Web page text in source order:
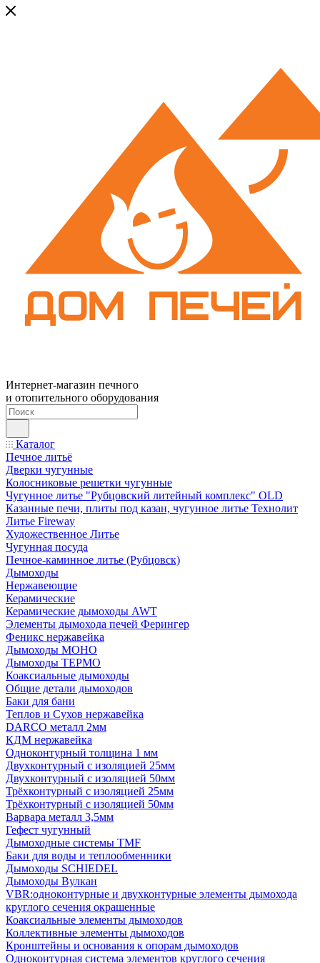
Интернет-магазин печного
и отопительного оборудования
Каталог
Печное литьё
Дверки чугунные
Колосниковые решетки чугунные
Чугунное литье "Рубцовский литейный комплекс" OLD
Казанные печи, плиты под казан, чугунное литье Технолит
Литье Fireway
Художественное Литье
Чугунная посуда
Печное-каминное литье (Рубцовск)
Дымоходы
Нержавеющие
Керамические
Керамические дымоходы AWT
Элементы дымохода печей Ферингер
Феникс нержавейка
Дымоходы МОНО
Дымоходы ТЕРМО
Коаксиальные дымоходы
Общие детали дымоходов
Баки для бани
Теплов и Сухов нержавейка
DARCO металл 2мм
КДМ нержавейка
Одноконтурный толщина 1 мм
Двухконтурный с изоляцией 25мм
Двухконтурный с изоляцией 50мм
Трёхконтурный с изоляцией 25мм
Трёхконтурный с изоляцией 50мм
Варвара металл 3,5мм
Гефест чугунный
Дымоходные системы TMF
Баки для воды и теплообменники
Дымоходы SCHIEDEL
Дымоходы Вулкан
VBR:одноконтурные и двухконтурные элементы дымохода
круглого сечения окрашенные
Коаксиальные элементы дымоходов
Коллективные элементы дымоходов
Кронштейны и основания к опорам дымоходов
Одноконтурная система элементов круглого сечения